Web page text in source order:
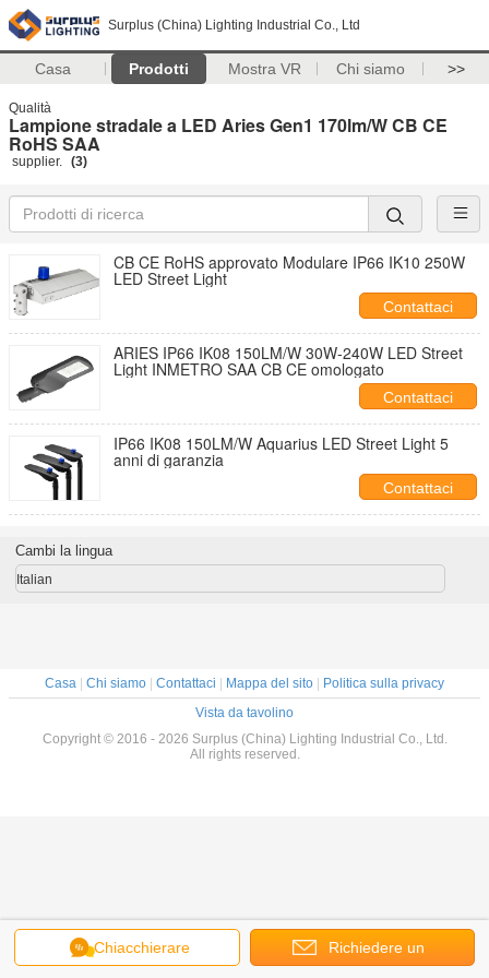
Surplus (China) Lighting Industrial Co., Ltd
Casa Prodotti Mostra VR Chi siamo >>
Qualità
Lampione stradale a LED Aries Gen1 170lm/W CB CE
RoHS SAA
supplier. (3)
CB CE RoHS approvato Modulare IP66 IK10 250W
LED Street Light
Contattaci
ARIES IP66 IK08 150LM/W 30W-240W LED Street
Light INMETRO SAA CB CE omologato
Contattaci
IP66 IK08 150LM/W Aquarius LED Street Light 5
anni di garanzia
Contattaci
Chiacchierare Richiedere un
Cambi la lingua
Italian
Casa Chi siamo Contattaci Mappa del sito
Politica sulla privacy
Vista da tavolino
Copyright © 2016 - 2026 Surplus (China) Lighting Industrial Co., Ltd.
All rights reserved.